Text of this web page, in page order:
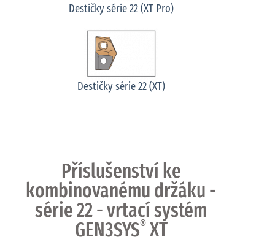
Destičky série 22 (XT Pro)
Destičky série 22 (XT)
Příslušenství ke
kombinovanému držáku -
série 22 - vrtací systém
GEN3SYS®XT